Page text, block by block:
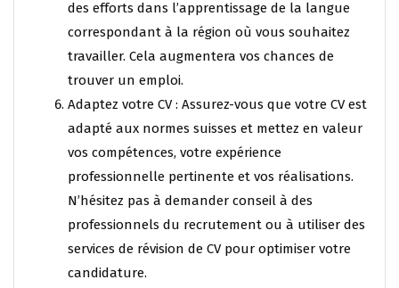
des efforts dans l’apprentissage de la langue
correspondant à la région où vous souhaitez
travailler. Cela augmentera vos chances de
trouver un emploi.
Adaptez votre CV : Assurez-vous que votre CV est
adapté aux normes suisses et mettez en valeur
vos compétences, votre expérience
professionnelle pertinente et vos réalisations.
N’hésitez pas à demander conseil à des
professionnels du recrutement ou à utiliser des
services de révision de CV pour optimiser votre
candidature.